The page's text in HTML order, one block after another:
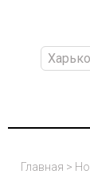
Главная >